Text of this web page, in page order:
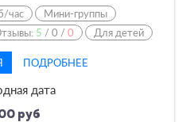
час
Мини-группы
5 /0 /0 Для детей
ПОДРОБНЕЕ
дата
руб